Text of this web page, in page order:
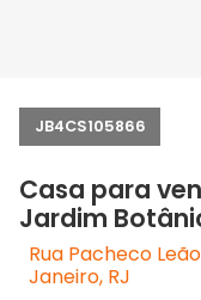
JB4CS105866
Casa para
Jardim
Rua Pacheco
Janeiro, RJ